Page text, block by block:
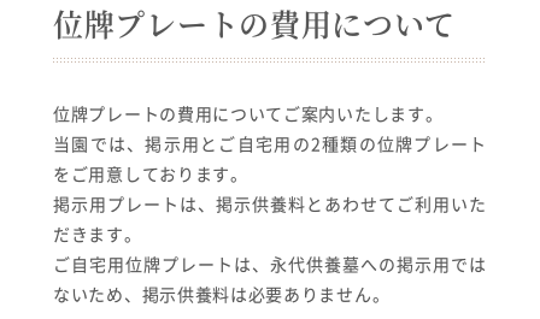
位牌プレートの費用について
位牌プレートの費用についてご案内いたします。
当園では、掲示用とご自宅用の2種類の位牌プレート
をご用意しております。
掲示用プレートは、掲示供養料とあわせてご利用いた
だきます。
ご自宅用位牌プレートは、永代供養墓への掲示用では
ないため、掲示供養料は必要ありません。